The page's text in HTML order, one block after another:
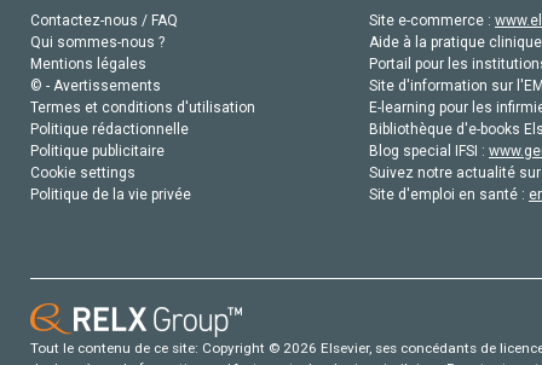
Contactez-nous / FAQ
Qui sommes-nous ?
Mentions légales
© - Avertissements
Termes et conditions d'utilisation
Politique rédactionnelle
Politique publicitaire
Cookie settings
Politique de la vie privée
Site e-commerce :
Aide à la pratique
Portail pour les
Site d'information sur
E-learning pour les
Bibliothèque d'e-books
Blog special IFSI :
Suivez notre actualité
Site d'emploi en santé :
Tout le contenu de ce site: Copyright © 2026 Elsevier, ses concédants de